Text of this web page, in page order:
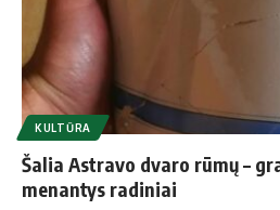
KULTŪRA
Šalia Astravo dvaro rūmų –
menantys radiniai